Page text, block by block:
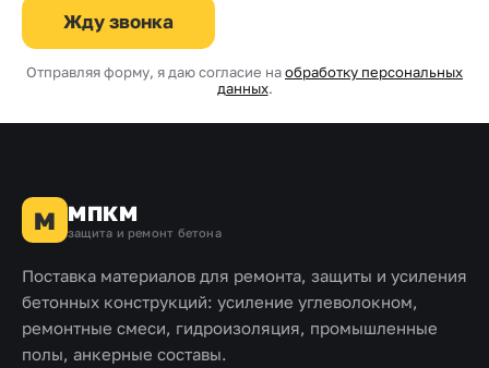
Жду звонка
Отправляя форму, я даю согласие наобработку персональных
данных.
М МПКМ
защита и ремонт бетона
Поставка материалов для ремонта, защиты и усиления
бетонных конструкций: усиление углеволокном,
ремонтные смеси, гидроизоляция, промышленные
полы, анкерные составы.